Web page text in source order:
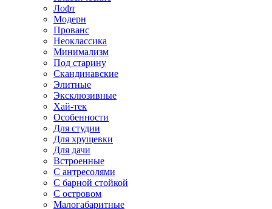
Лофт
Модерн
Прованс
Неоклассика
Минимализм
Под старину
Скандинавские
Элитные
Эксклюзивные
Хай-тек
Особенности
Для студии
Для хрущевки
Для дачи
Встроенные
С антресолями
С барной стойкой
С островом
Малогабаритные